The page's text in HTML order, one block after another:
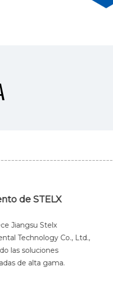
de STELX
Jiangsu Stelx
Technology Co., Ltd.,
las soluciones
de alta gama.